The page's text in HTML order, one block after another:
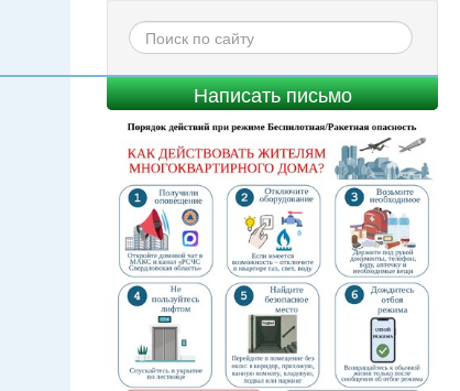
Написать письмо